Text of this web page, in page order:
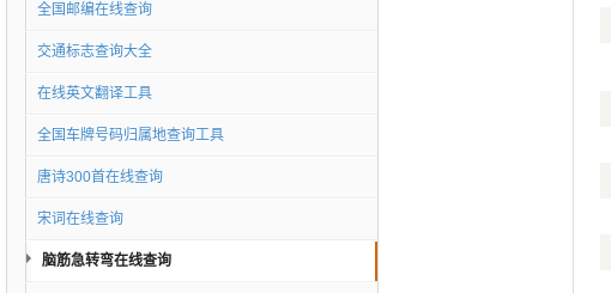
全国邮编在线查询
交通标志查询大全
在线英文翻译工具
全国车牌号码归属地查询工具
唐诗300首在线查询
宋词在线查询
脑筋急转弯在线查询